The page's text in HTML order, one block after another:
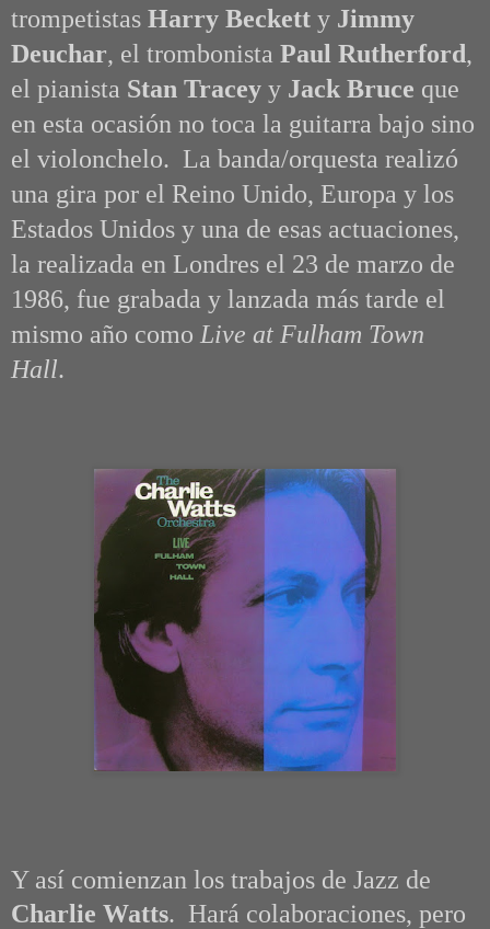
trompetistas Harry Beckett y Jimmy
Deuchar, el trombonista Paul Rutherford,
el pianista Stan Tracey y Jack Bruce que
en esta ocasión no toca la guitarra bajo sino
el violonchelo. La banda/orquesta realizó
una gira por el Reino Unido, Europa y los
Estados Unidos y una de esas actuaciones,
la realizada en Londres el 23 de marzo de
1986, fue grabada y lanzada más tarde el
mismo año como Live at Fulham Town
Hall.
Y así comienzan los trabajos de Jazz de
Charlie Watts. Hará colaboraciones, pero